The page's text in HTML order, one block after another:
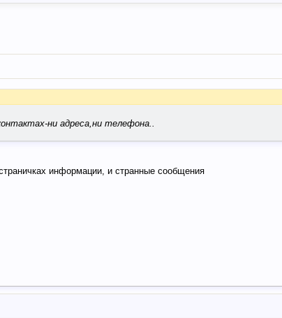
ни адреса,ни телефона..
информации, и странные сообщения